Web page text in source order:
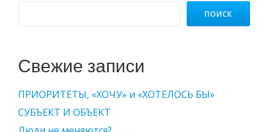
ПОИСК
Свежие записи
ПРИОРИТЕТЫ, «ХОЧУ» и «ХОТЕЛОСЬ БЫ»
СУБЪЕКТ И ОБЪЕКТ